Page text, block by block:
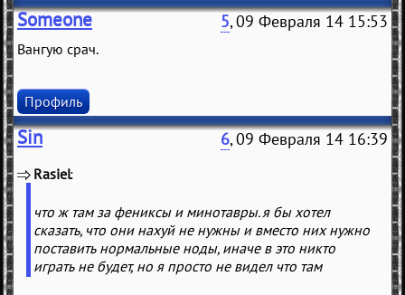
Someone 5, 09 Февраля 14 15:53
Вангую срач.
Профиль
Sin 6, 09 Февраля 14 16:39
Rasiel
что ж там за фениксы и минотавры. я бы хотел
сказать, что они нахуй не нужны и вместо них нужно
поставить нормальные ноды, иначе в это никто
играть не будет, но я просто не видел что там